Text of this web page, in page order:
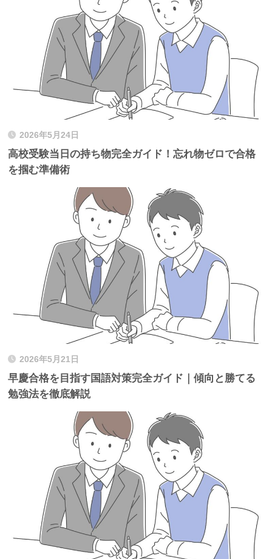
2026年5月24日
高校受験当日の持ち物完全ガイド！忘れ物ゼロで合格
を掴む準備術
2026年5月21日
早慶合格を目指す国語対策完全ガイド｜傾向と勝てる
勉強法を徹底解説